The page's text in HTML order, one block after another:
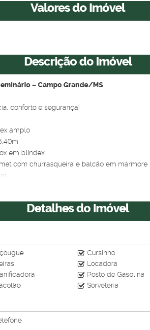
Valores do Imóvel
Descrição do Imóvel
– Campo Grande/MS
conforto e segurança!
amplo
em blindex
com churrasqueira e balcão em mármore
da área social
paisagismo
piscina
alto padrão
blindex
alarme, cerca elétrica e portão eletrônico
tranquilo, seguro e valorizado, a apenas 10
Detalhes do Imóvel
Cursinho
Locadora
Posto de Gasolina
Sorveteria